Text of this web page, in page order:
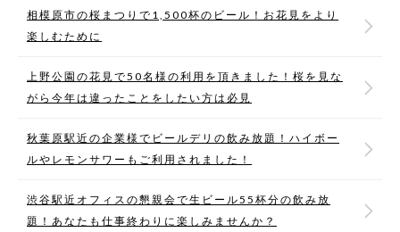
相模原市の桜まつりで1,500杯のビール！お花見をより
楽しむために
上野公園の花見で50名様の利用を頂きました！桜を見な
がら今年は違ったことをしたい方は必見
秋葉原駅近の企業様でビールデリの飲み放題！ハイボー
ルやレモンサワーもご利用されました！
渋谷駅近オフィスの懇親会で生ビール55杯分の飲み放
題！あなたも仕事終わりに楽しみませんか？